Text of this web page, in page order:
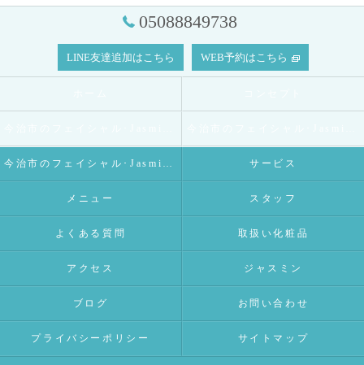
05088849738
LINE友達追加はこちら WEB予約はこちら
今治市のフェイシャル･Jasmineのお客様の声 サービス
メニュー スタッフ
よくある質問 取扱い化粧品
アクセス ジャスミン
ブログ お問い合わせ
プライバシーポリシー サイトマップ